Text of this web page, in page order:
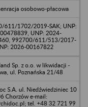
osobowo-płacowa
611/1702/2019-SAK; UNP:
UNP: 2024-
992700/611/513/2017-
2026-00167822
Sp. z o.o. w likwidacji -
ul. Poznańska 21/48
S.A. ul. Niedźwiedziniec 10
Chorzów e-mail:
tel. +48 32 721 99